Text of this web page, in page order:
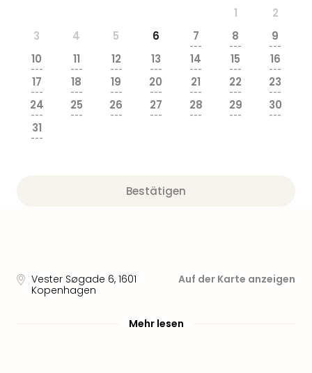
1
2
3
4 5 6 7
---
8
---
9
---
10
---
11
---
12
---
13
---
14
---
15
---
16
---
17
---
18
---
19
---
20
---
21
---
22
---
23
---
24
---
25
---
26
---
27
---
28
---
29
---
30
---
31
---
Bestätigen
Vester Søgade 6, 1601
Kopenhagen
Auf der Karte anzeigen
Mehr lesen